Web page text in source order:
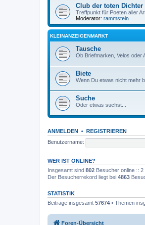
Club der toten Dichter
Treffpunkt für Poeten aller
Moderator: rammstein
KLEINANZEIGENMARKT
Tausche
Ob Briefmarken, Velos oder
Biete
Wenn Du etwas nicht mehr
Suche
Oder etwas suchst...
ANMELDEN • REGISTRIEREN
Benutzername:
WER IST ONLINE?
Insgesamt sind 802 Besucher online ::
Der Besucherrekord liegt bei 4863
STATISTIK
Beiträge insgesamt 57674 • Themen
Foren-Übersicht